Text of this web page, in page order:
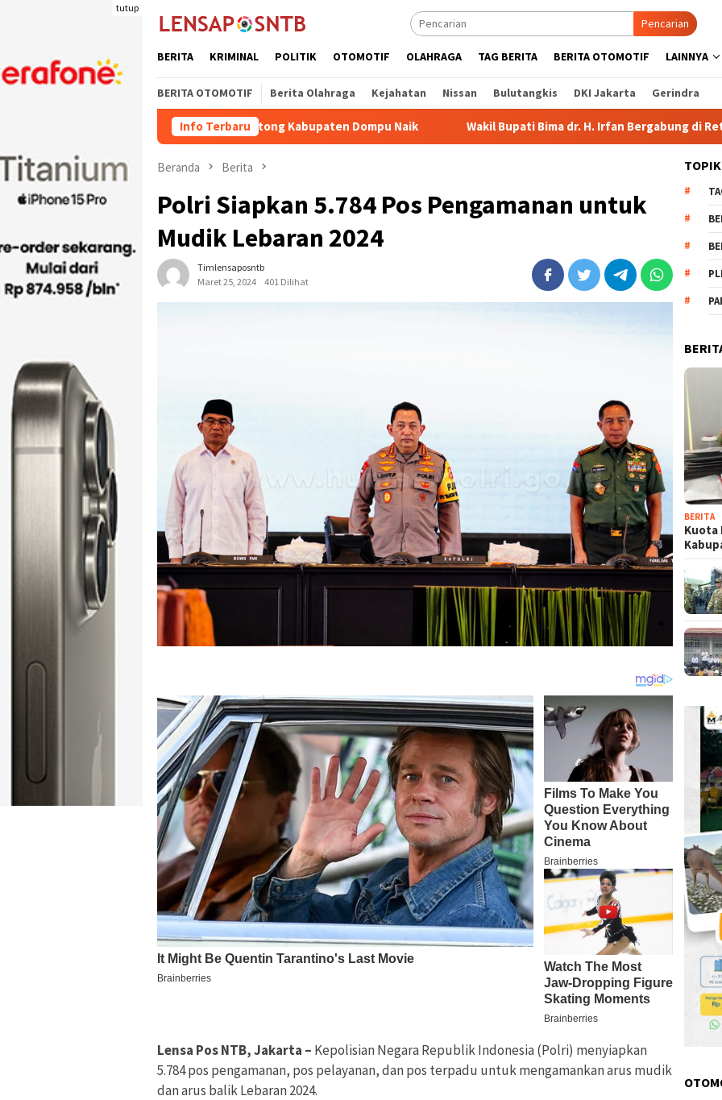
tutup
Pencarian
BERITA KRIMINAL POLITIK OTOMOTIF OLAHRAGA TAG BERITA BERITA OTOMOTIF LAINNYA
BERITA OTOMOTIF Berita Olahraga Kejahatan Nissan Bulutangkis DKI Jakarta Gerindra
Info Terbaru
Pengiriman Ternak Potong Kabupaten Dompu Naik Wakil Bupati Bima dr. H. Irfan Bergabung di Retreat Magelang
Beranda Berita
Polri Siapkan 5.784 Pos Pengamanan untuk
Mudik Lebaran 2024
Timlensaposntb
Maret 25, 2024
401 Dilihat
Lensa Pos NTB, Jakarta – Kepolisian Negara Republik Indonesia (Polri) menyiapkan
5.784 pos pengamanan, pos pelayanan, dan pos terpadu untuk mengamankan arus mudik
dan arus balik Lebaran 2024.
BERITA
Kuota